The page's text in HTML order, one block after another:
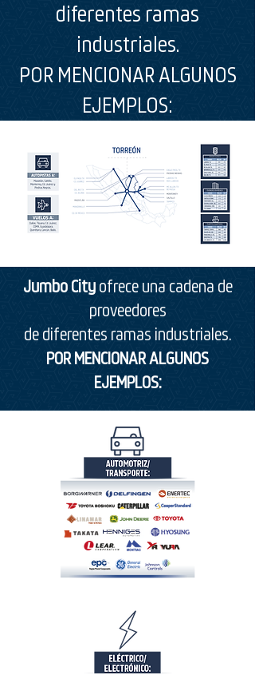
diferentes ramas
industriales.
POR MENCIONAR ALGUNOS
EJEMPLOS:
Jumbo Cityofrece una cadena de
proveedores
de diferentes ramas industriales.
POR MENCIONAR ALGUNOS
EJEMPLOS: